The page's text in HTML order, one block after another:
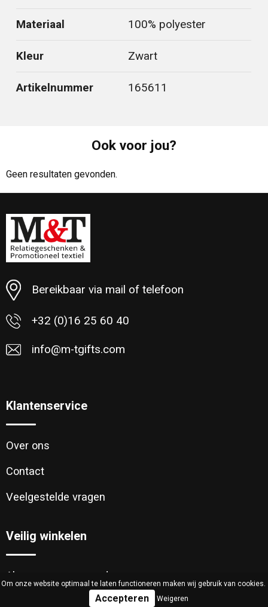
Materiaal 100% polyester
Kleur Zwart
Artikelnummer 165611
Ook voor jou?
Geen resultaten gevonden.
Bereikbaar via mail of telefoon
+32 (0)16 25 60 40
info@m-tgifts.com
Klantenservice
Over ons
Contact
Veelgestelde vragen
Veilig winkelen
Algemene voorwaarden
Om onze website optimaal te laten functioneren maken wij gebruik van cookies.
Weigeren